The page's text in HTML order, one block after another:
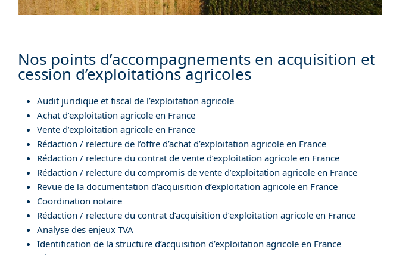
Nos points d’accompagnements en acquisition et
cession d’exploitations agricoles
Audit juridique et fiscal de l’exploitation agricole
Achat d’exploitation agricole en France
Vente d’exploitation agricole en France
Rédaction / relecture de l’offre d’achat d’exploitation agricole en France
Rédaction / relecture du contrat de vente d’exploitation agricole en France
Rédaction / relecture du compromis de vente d’exploitation agricole en France
Revue de la documentation d’acquisition d’exploitation agricole en France
Coordination notaire
Rédaction / relecture du contrat d’acquisition d’exploitation agricole en France
Analyse des enjeux TVA
Identification de la structure d’acquisition d’exploitation agricole en France